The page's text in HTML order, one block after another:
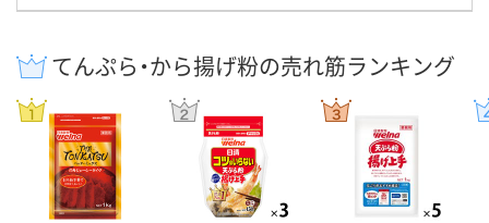
てんぷら・から揚げ粉の売れ筋ランキング